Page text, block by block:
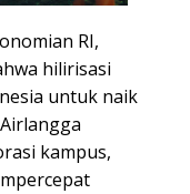
RI,
hilirisasi
untuk naik
kampus,